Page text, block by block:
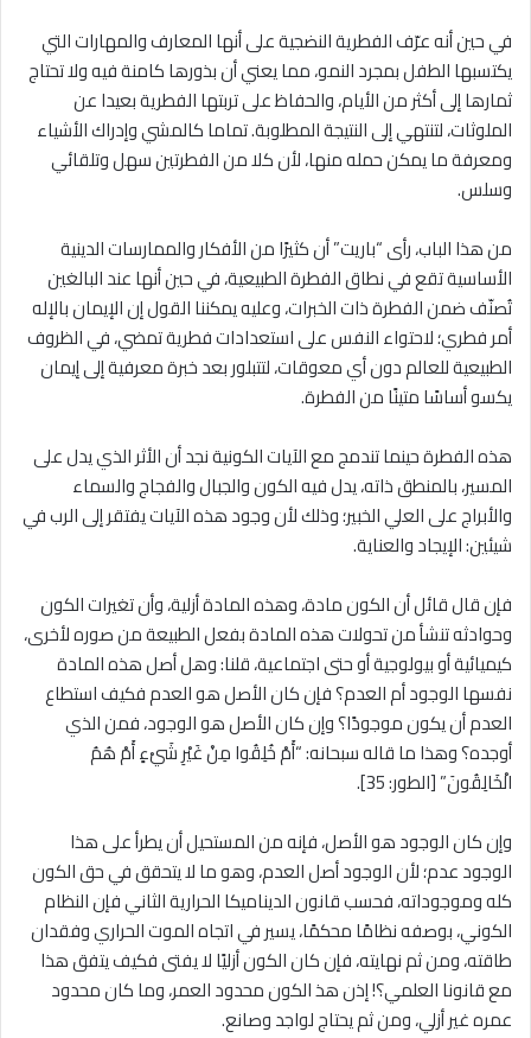
في حين أنه عرّف الفطرية النضجية على أنها المعارف والمهارات التي
يكتسبها الطفل بمجرد النمو، مما يعني أن بذورها كامنة فيه ولا تحتاج
ثمارها إلى أكثر من الأيام، والحفاظ على تربتها الفطرية بعيدا عن
الملوثات، لتنتهي إلى النتيجة المطلوبة. تماما كالمشي وإدراك الأشياء
ومعرفة ما يمكن حمله منها، لأن كلا من الفطرتين سهل وتلقائي
وسلس.
من هذا الباب، رأى “باريت” أن كثيرًا من الأفكار والممارسات الدينية
الأساسية تقع في نطاق الفطرة الطبيعية، في حين أنها عند البالغين
تُصنّف ضمن الفطرة ذات الخبرات، وعليه يمكننا القول إن الإيمان بالإله
أمر فطري؛ لاحتواء النفس على استعدادات فطرية تمضي، في الظروف
الطبيعية للعالم دون أي معوقات، لتتبلور بعد خبرة معرفية إلى إيمان
يكسو أساسًا متينًا من الفطرة.
هذه الفطرة حينما تندمج مع الآيات الكونية نجد أن الأثر الذي يدل على
المسير، بالمنطق ذاته، يدل فيه الكون والجبال والفجاج والسماء
والأبراج على العلي الخبير؛ وذلك لأن وجود هذه الآيات يفتقر إلى الرب في
شيئين: الإيجاد والعناية.
فإن قال قائل أن الكون مادة، وهذه المادة أزلية، وأن تغيرات الكون
وحوادثه تنشأ من تحولات هذه المادة بفعل الطبيعة من صوره لأخرى،
كيميائية أو بيولوجية أو حتى اجتماعية، قلنا: وهل أصل هذه المادة
نفسها الوجود أم العدم؟ فإن كان الأصل هو العدم فكيف استطاع
العدم أن يكون موجودًا؟ وإن كان الأصل هو الوجود، فمن الذي
أوجده؟ وهذا ما قاله سبحانه: “أَمْ خُلِقُوا مِنْ غَيْرِ شَيْءٍ أَمْ هُمُ
الْخَالِقُونَ” [الطور: 35].
وإن كان الوجود هو الأصل، فإنه من المستحيل أن يطرأ على هذا
الوجود عدم؛ لأن الوجود أصل العدم، وهو ما لا يتحقق في حق الكون
كله وموجوداته، فحسب قانون الديناميكا الحرارية الثاني فإن النظام
الكوني، بوصفه نظامًا محكمًا، يسير في اتجاه الموت الحراري وفقدان
طاقته، ومن ثم نهايته، فإن كان الكون أزليًا لا يفتى فكيف يتفق هذا
مع قانونا العلمي؟! إذن هذ الكون محدود العمر، وما كان محدود
عمره غير أزلي، ومن ثم يحتاج لواجد وصانع.